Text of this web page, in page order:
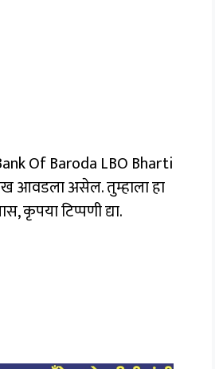
Of Baroda LBO Bharti
आवडला असेल. तुम्हाला हा
कृपया टिप्पणी द्या.